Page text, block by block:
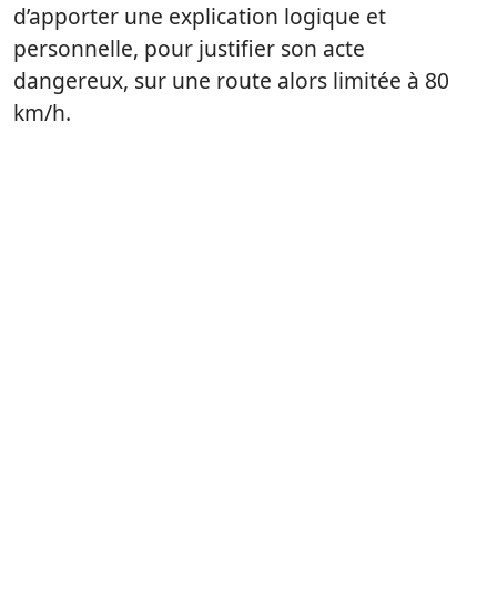
d’apporter une explication logique et
personnelle, pour justifier son acte
dangereux, sur une route alors limitée à 80
km/h.